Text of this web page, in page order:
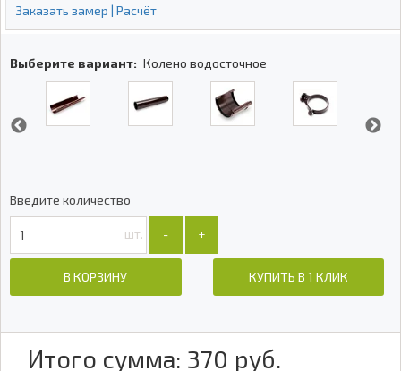
Заказать замер | Расчёт
Выберите вариант: Колено водосточное
Введите количество
шт. +
-
В КОРЗИНУ КУПИТЬ В 1 КЛИК
Итого сумма: 370 руб.